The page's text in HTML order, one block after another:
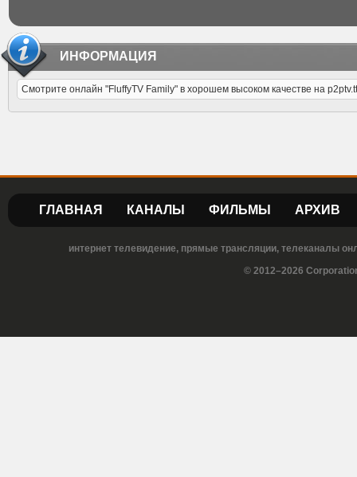
ИНФОРМАЦИЯ
Смотрите онлайн "FluffyTV Family" в хорошем высоком качестве на
ГЛАВНАЯ КАНАЛЫ ФИЛЬМЫ АРХИВ
интернет телевидение, прямые трансляции, телеканалы
© 2012–2026